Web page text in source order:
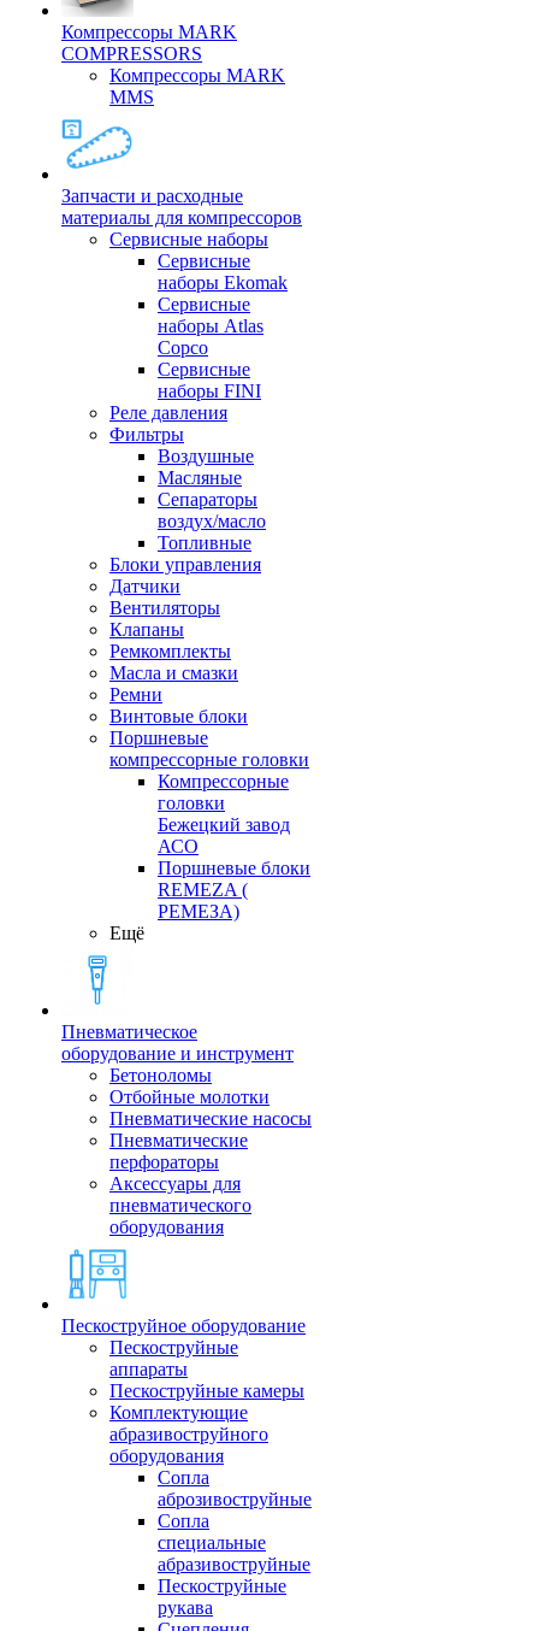
Компрессоры MARK
COMPRESSORS
Компрессоры MARK
MMS
Запчасти и расходные
материалы для компрессоров
Cервисные наборы
Сервисные
наборы Ekomak
Cервисные
наборы Atlas
Copco
Сервисные
наборы FINI
Реле давления
Фильтры
Воздушные
Масляные
Сепараторы
воздух/масло
Топливные
Блоки управления
Датчики
Вентиляторы
Клапаны
Ремкомплекты
Масла и смазки
Ремни
Винтовые блоки
Поршневые
компрессорные головки
Компрессорные
головки
Бежецкий завод
АСО
Поршневые блоки
REMEZA (
РЕМЕЗА)
Ещё
Пневматическое
оборудование и инструмент
Бетоноломы
Отбойные молотки
Пневматические насосы
Пневматические
перфораторы
Аксессуары для
пневматического
оборудования
Пескоструйное оборудование
Пескоструйные
аппараты
Пескоструйные камеры
Комплектующие
абразивоструйного
оборудования
Сопла
аброзивоструйные
Сопла
специальные
абразивоструйные
Пескоструйные
рукава